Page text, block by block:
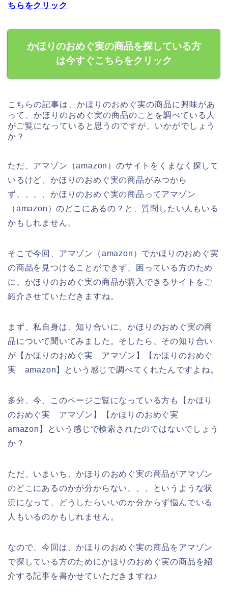
ちらをクリック
かほりのおめぐ実の商品を探している方
は今すぐこちらをクリック
こちらの記事は、かほりのおめぐ実の商品に興味があ
って、かほりのおめぐ実の商品のことを調べている人
がご覧になっていると思うのですが、いかがでしょう
か？
ただ、アマゾン（amazon）のサイトをくまなく探して
いるけど、かほりのおめぐ実の商品がみつから
ず、、、、かほりのおめぐ実の商品ってアマゾン
（amazon）のどこにあるの？と、質問したい人もいる
かもしれません。
そこで今回、アマゾン（amazon）でかほりのおめぐ実
の商品を見つけることができず、困っている方のため
に、かほりのおめぐ実の商品が購入できるサイトをご
紹介させていただきますね。
まず、私自身は、知り合いに、かほりのおめぐ実の商
品について聞いてみました。そしたら、その知り合い
が【かほりのおめぐ実 アマゾン】【かほりのおめぐ
実 amazon】という感じで調べてくれたんですよね。
多分、今、このページご覧になっている方も【かほり
のおめぐ実 アマゾン】【かほりのおめぐ実
amazon】という感じで検索されたのではないでしょう
か？
ただ、いまいち、かほりのおめぐ実の商品がアマゾン
のどこにあるのかが分からない、、、というような状
況になって、どうしたらいいのか分からず悩んでいる
人もいるのかもしれません。
なので、今回は、かほりのおめぐ実の商品をアマゾン
で探している方のためにかほりのおめぐ実の商品を紹
介する記事を書かせていただきますね♪